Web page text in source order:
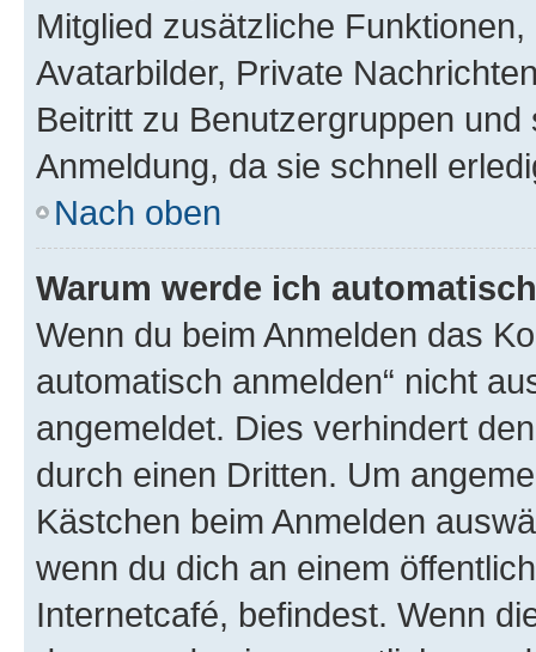
Mitglied zusätzliche
Avatarbilder, Private
Beitritt zu Benutzergruppen
Anmeldung, da sie schnell
Nach oben
Warum werde ich
Wenn du beim Anmelden das
automatisch anmelden“ nicht
angemeldet. Dies verhindert
durch einen Dritten. Um
Kästchen beim Anmelden
wenn du dich an einem
Internetcafé, befindest. Wenn